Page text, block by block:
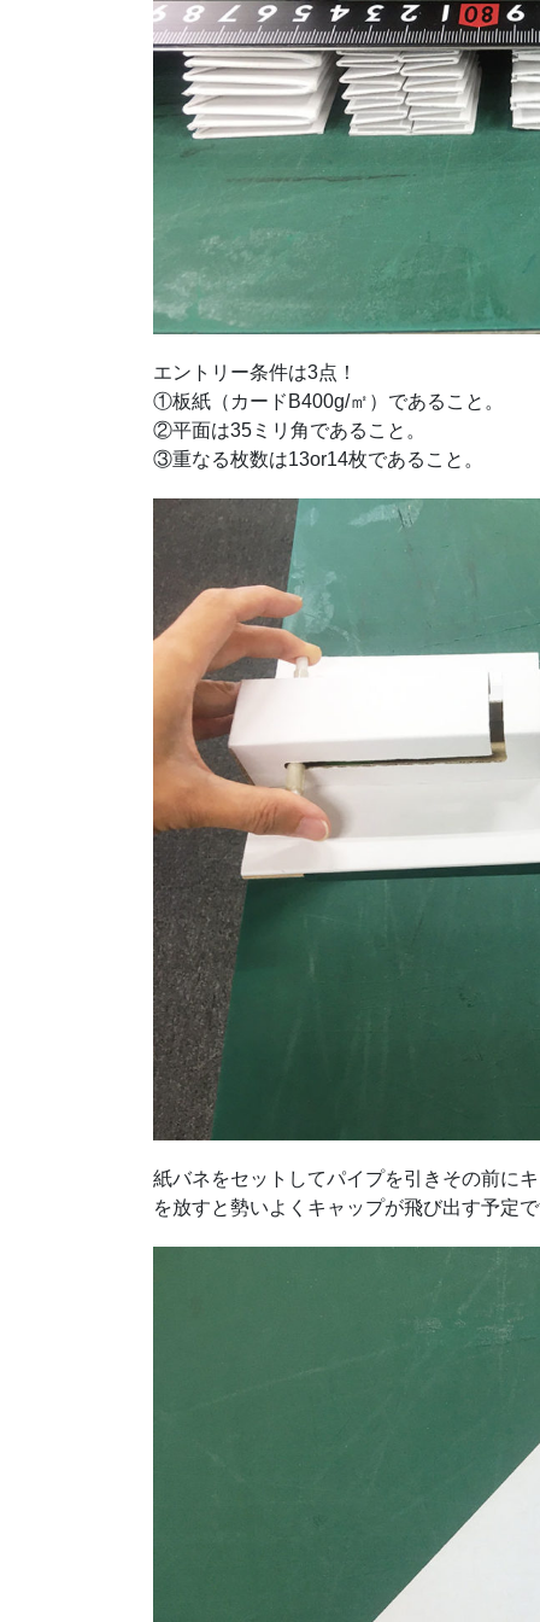
エントリー条件は3点！
①板紙（カードB400g/㎡）であること。
②平面は35ミリ角であること。
③重なる枚数は13or14枚であること。
紙バネをセットしてパイプを引きその前に
を放すと勢いよくキャップが飛び出す予定